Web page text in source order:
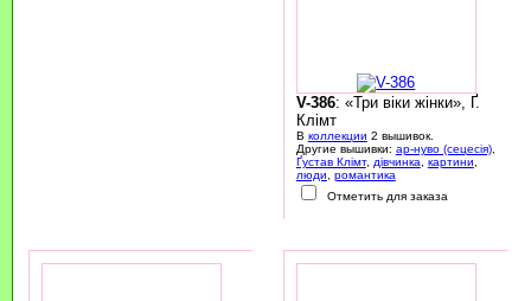
V-386: «Три віки жінки», Ґ.
Клімт
В коллекции 2 вышивок.
Другие вышивки: ар-нуво (сецесія),
Ґустав Клімт, дівчинка картини
люди
романтика
Отметить для заказа